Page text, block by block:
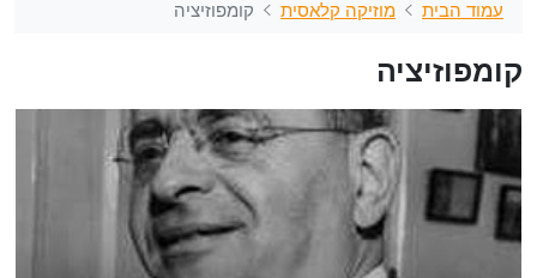
עמוד הבית מוזיקה קלאסית קומפוזיציה
קומפוזיציה